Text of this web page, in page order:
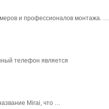
и профессионалов монтажа. …
телефон является
Mirai, что …